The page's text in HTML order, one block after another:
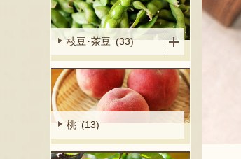
枝豆･茶豆 (33)
桃 (13)